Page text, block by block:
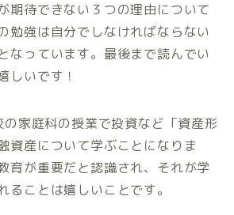
期待できない３つの理由について
勉強は自分でしなければならない
なっています。最後まで読んでい
しいです！
家庭科の授業で投資など「資産形
資産について学ぶことになりま
育が重要だと認識され、それが学
ることは嬉しいことです。